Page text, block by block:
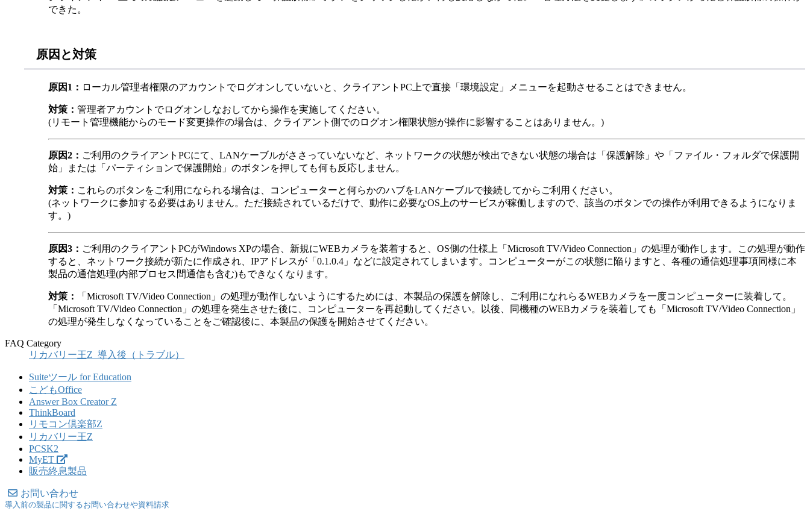
できた。
原因と対策
原因1： ローカル管理者権限のアカウントでログオンしていないと、クライアントPC上で直接「環境設定」メニューを起動させることはできません。
対策： 管理者アカウントでログオンしなおしてから操作を実施してください。
(リモート管理機能からのモード変更操作の場合は、クライアント側でのログオン権限状態が操作に影響することはありません。)
原因2： ご利用のクライアントPCにて、LANケーブルがささっていないなど、ネットワークの状態が検出できない状態の場合は「保護解除」や「ファイル・フォルダで保護開
始」または「パーティションで保護開始」のボタンを押しても何も反応しません。
対策： これらのボタンをご利用になられる場合は、コンピューターと何らかのハブをLANケーブルで接続してからご利用ください。
(ネットワークに参加する必要はありません。ただ接続されているだけで、動作に必要なOS上のサービスが稼働しますので、該当のボタンでの操作が利用できるようになりま
す。)
原因3： ご利用のクライアントPCがWindows XPの場合、新規にWEBカメラを装着すると、OS側の仕様上「Microsoft TV/Video Connection」の処理が動作します。この処理が動作
すると、ネットワーク接続が新たに作成され、IPアドレスが「0.1.0.4」などに設定されてしまいます。コンピューターがこの状態に陥りますと、各種の通信処理事項同様に本
製品の通信処理(内部プロセス間通信も含む)もできなくなります。
対策：
「Microsoft TV/Video Connection」の処理が動作しないようにするためには、本製品の保護を解除し、ご利用になれらるWEBカメラを一度コンピューターに装着して。
「Microsoft TV/Video Connection」の処理を発生させた後に、コンピューターを再起動してください。以後、同機種のWEBカメラを装着しても「Microsoft TV/Video Connection」
の処理が発生しなくなっていることをご確認後に、本製品の保護を開始させてください。
FAQ Category
リカバリー王Z_導入後（トラブル）
Suiteツール for Education
こどもOffice
Answer Box Creator Z
ThinkBoard
リモコン倶楽部Z
リカバリー王Z
PCSK2
MyET
販売終息製品
お問い合わせ
導入前の製品に関するお問い合わせや資料請求